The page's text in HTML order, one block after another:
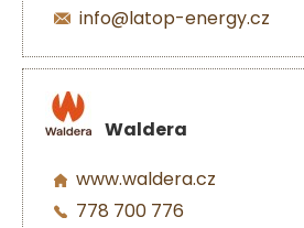
info@latop-energy.cz
Waldera
www.waldera.cz
778 700 776